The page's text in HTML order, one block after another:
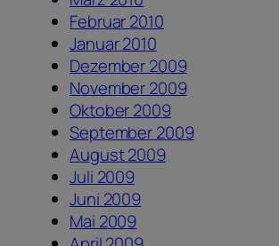
Februar 2010
Januar 2010
Dezember 2009
November 2009
Oktober 2009
September 2009
August 2009
Juli 2009
Juni 2009
Mai 2009